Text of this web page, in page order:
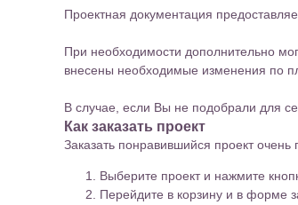
Проектная документация
При необходимости дополнительно
внесены необходимые изменения по
В случае, если Вы не подобрали для
Как заказать проект
Заказать понравившийся проект очень
Выберите проект и нажмите
Перейдите в корзину и в форме